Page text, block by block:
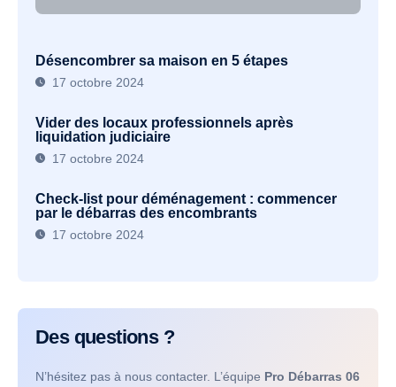
Désencombrer sa maison en 5 étapes
17 octobre 2024
Vider des locaux professionnels après
liquidation judiciaire
17 octobre 2024
Check-list pour déménagement : commencer
par le débarras des encombrants
17 octobre 2024
Des questions ?
N’hésitez pas à nous contacter. L’équipe Pro Débarras 06